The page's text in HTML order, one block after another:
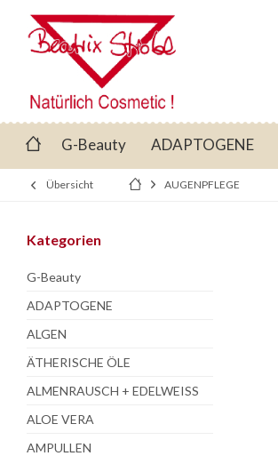
G-Beauty ADAPTOGENE
Übersicht AUGENPFLEGE
Kategorien
G-Beauty
ADAPTOGENE
ALGEN
ÄTHERISCHE ÖLE
ALMENRAUSCH + EDELWEISS
ALOE VERA
AMPULLEN